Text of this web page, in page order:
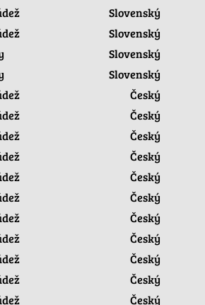
Slovenský
Slovenský
Slovenský
Slovenský
Český
Český
Český
Český
Český
Český
Český
Český
Český
Český
Český